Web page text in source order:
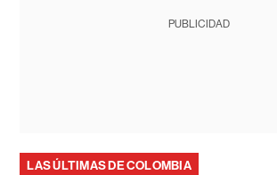
PUBLICIDAD
LAS ÚLTIMAS DE COLOMBIA